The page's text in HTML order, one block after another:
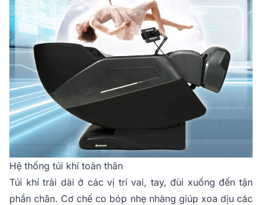
Hệ thống túi khí toàn thân
Túi khí trải dài ở các vị trí vai, tay, đùi xuống đến tận
phần chân. Cơ chế co bóp nhẹ nhàng giúp xoa dịu các